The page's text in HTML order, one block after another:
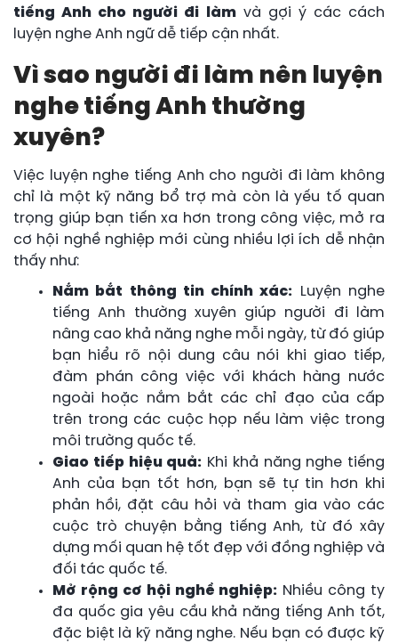
tiếng Anh cho người đi làmvà gợi ý các cách
luyện nghe Anh ngữ dễ tiếp cận nhất.
Vì sao người đi làm nên luyện
nghe tiếng Anh thường
xuyên?
Việc luyện nghe tiếng Anh cho người đi làm không
chỉ là một kỹ năng bổ trợ mà còn là yếu tố quan
trọng giúp bạn tiến xa hơn trong công việc, mở ra
cơ hội nghề nghiệp mới cùng nhiều lợi ích dễ nhận
thấy như:
Nắm bắt thông tin chính xác: Luyện nghe
tiếng Anh thường xuyên giúp người đi làm
nâng cao khả năng nghe mỗi ngày, từ đó giúp
bạn hiểu rõ nội dung câu nói khi giao tiếp,
đàm phán công việc với khách hàng nước
ngoài hoặc nắm bắt các chỉ đạo của cấp
trên trong các cuộc họp nếu làm việc trong
môi trường quốc tế.
Giao tiếp hiệu quả: Khi khả năng nghe tiếng
Anh của bạn tốt hơn, bạn sẽ tự tin hơn khi
phản hồi, đặt câu hỏi và tham gia vào các
cuộc trò chuyện bằng tiếng Anh, từ đó xây
dựng mối quan hệ tốt đẹp với đồng nghiệp và
đối tác quốc tế.
Mở rộng cơ hội nghề nghiệp: Nhiều công ty
đa quốc gia yêu cầu khả năng tiếng Anh tốt,
đặc biệt là kỹ năng nghe. Nếu bạn có được kỹ